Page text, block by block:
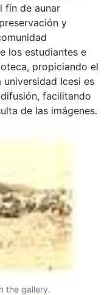
fin de aunar
y
los estudiantes e
propiciando el
universidad Icesi es
facilitando
de las imágenes.
the gallery.